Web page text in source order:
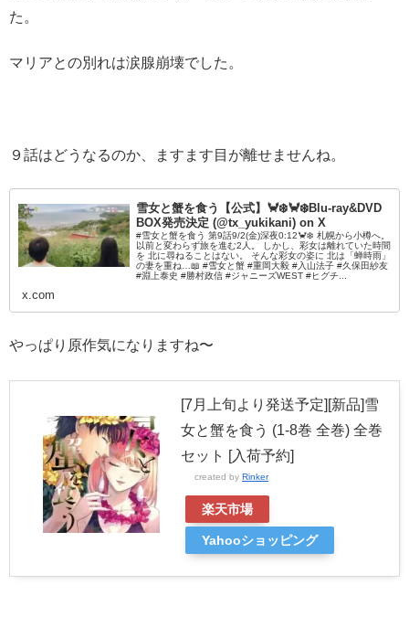
た。
マリアとの別れは涙腺崩壊でした。
９話はどうなるのか、ますます目が離せませんね。
雪女と蟹を食う【公式】🦀❄️🦀❄️Blu-ray&DVD
BOX発売決定 (@tx_yukikani) on X
#雪女と蟹を食う 第9話9/2(金)深夜0:12🦀❄️ 札幌から小樽へ。
以前と変わらず旅を進む2人。 しかし、彩女は離れていた時間
を 北に尋ねることはない。 そんな彩女の姿に 北は「蝉時雨」
の妻を重ね…📖 #雪女と蟹 #重岡大毅 #入山法子 #久保田紗友
#淵上泰史 #勝村政信 #ジャニーズWEST #ヒグチ...
x.com
やっぱり原作気になりますね〜
[7月上旬より発送予定][新品]雪
女と蟹を食う (1-8巻 全巻) 全巻
セット [入荷予約]
created by Rinker
楽天市場
Yahooショッピング